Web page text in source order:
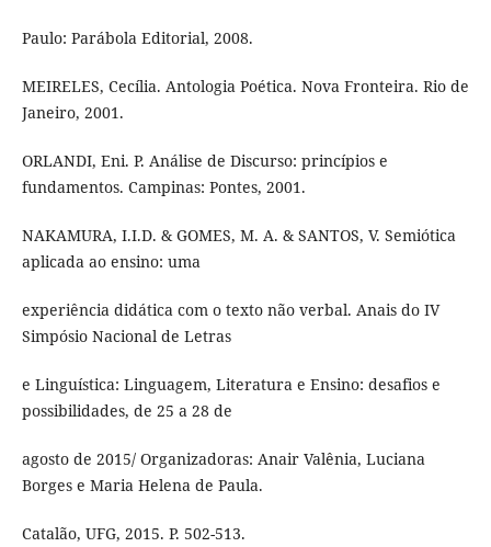
Paulo: Parábola Editorial, 2008.
MEIRELES, Cecília. Antologia Poética. Nova Fronteira. Rio de
Janeiro, 2001.
ORLANDI, Eni. P. Análise de Discurso: princípios e
fundamentos. Campinas: Pontes, 2001.
NAKAMURA, I.I.D. & GOMES, M. A. & SANTOS, V. Semiótica
aplicada ao ensino: uma
experiência didática com o texto não verbal. Anais do IV
Simpósio Nacional de Letras
e Linguística: Linguagem, Literatura e Ensino: desafios e
possibilidades, de 25 a 28 de
agosto de 2015/ Organizadoras: Anair Valênia, Luciana
Borges e Maria Helena de Paula.
Catalão, UFG, 2015. P. 502-513.